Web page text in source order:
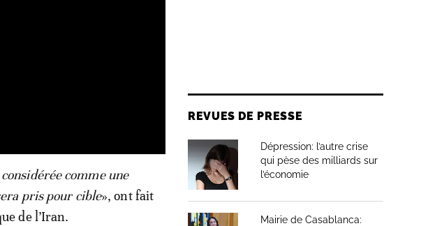
comme une
pris pour cible», ont fait
de l’Iran.
REVUES DE PRESSE
Dépression: l’autre crise
qui pèse des milliards sur
l’économie
Mairie de Casablanca: